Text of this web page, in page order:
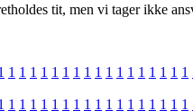
tit, men vi tager ikke
1 1 1 1 1 1 1 1 1 1 1 1 1 1 1 1 1
1 1 1 1 1 1 1 1 1 1 1 1 1 1 1 1 1